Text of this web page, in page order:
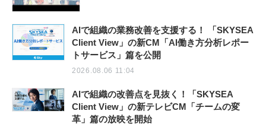
AIで組織の業務改善を支援する！ 「SKYSEA
Client View」の新CM「AI働き方分析レポー
トサービス」篇を公開
2026.08.06 11:04
AIで組織の改善点を見抜く！「SKYSEA
Client View」の新テレビCM「チームの変
革」篇の放映を開始